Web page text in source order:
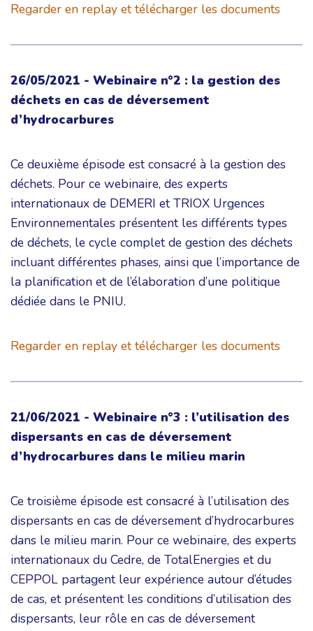
Regarder en replay et télécharger les documents
26/05/2021 - Webinaire n°2 : la gestion des
déchets en cas de déversement
d’hydrocarbures
Ce deuxième épisode est consacré à la gestion des
déchets. Pour ce webinaire, des experts
internationaux de DEMERI et TRIOX Urgences
Environnementales présentent les différents types
de déchets, le cycle complet de gestion des déchets
incluant différentes phases, ainsi que l’importance de
la planification et de l’élaboration d’une politique
dédiée dans le PNIU.
Regarder en replay et télécharger les documents
21/06/2021 - Webinaire n°3 : l’utilisation des
dispersants en cas de déversement
d’hydrocarbures dans le milieu marin
Ce troisième épisode est consacré à l’utilisation des
dispersants en cas de déversement d’hydrocarbures
dans le milieu marin. Pour ce webinaire, des experts
internationaux du Cedre, de TotalEnergies et du
CEPPOL partagent leur expérience autour d’études
de cas, et présentent les conditions d’utilisation des
dispersants, leur rôle en cas de déversement